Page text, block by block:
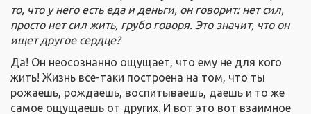
то, что у него есть еда и деньги, он говорит: нет сил,
просто нет сил жить, грубо говоря. Это значит, что он
ищет другое сердце?
Да! Он неосознанно ощущает, что ему не для кого
жить! Жизнь все-таки построена на том, что ты
рожаешь, рождаешь, воспитываешь, даешь и то же
самое ощущаешь от других. И вот это вот взаимное